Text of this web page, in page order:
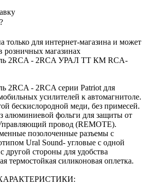
только для интернет-магазина и может
розничных магазинах
2RCA - 2RCA УРАЛ ТТ КМ RCA-
2RCA - 2RCA серии Patriot для
усилителей к автомагнитоле.
бескислородной меди, без примесей.
алюминиевой фольги для защиты от
провод (REMOTE).
позолоченные разъемы с
Ural Sound- угловые с одной
другой стороны для удобства
термостойкая силиконовая оплетка.